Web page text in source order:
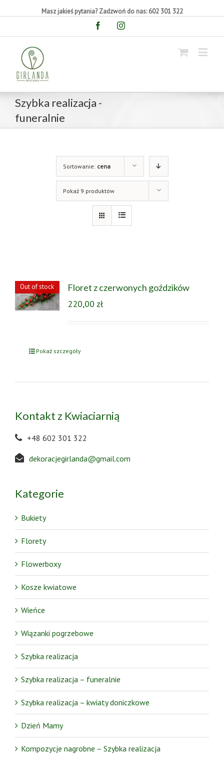
Masz jakieś pytania? Zadzwoń do nas: 602 301 322
FacebookInstagram
Szybka realizacja -
funeralnie
Sortowanie: cena
Pokaż 9 produktów
Out of stock Floret z czerwonych goździków
220,00 zł
Pokaż szczegóły
Kontakt z Kwiaciarnią
+48 602 301 322
dekoracjegirlanda@gmail.com
Kategorie
Bukiety
Florety
Flowerboxy
Kosze kwiatowe
Wieńce
Wiązanki pogrzebowe
Szybka realizacja
Szybka realizacja – funeralnie
Szybka realizacja – kwiaty doniczkowe
Dzień Mamy
Kompozycje nagrobne – Szybka realizacja